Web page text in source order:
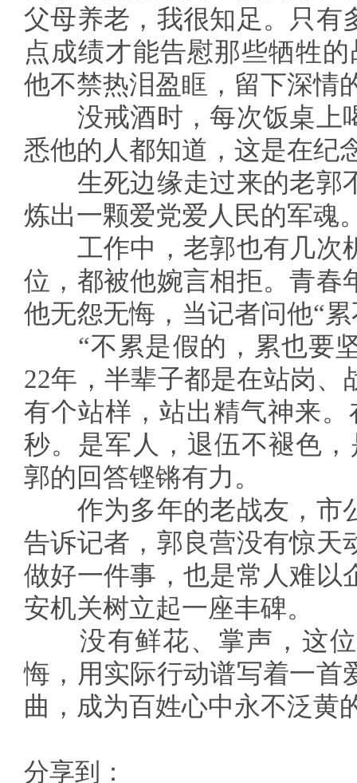
父母养老，我很知足。只有
点成绩才能告慰那些牺牲
他不禁热泪盈眶，留下深情
没戒酒时，每次饭桌上
悉他的人都知道，这是在纪
生死边缘走过来的老郭
炼出一颗爱党爱人民的军魂
工作中，老郭也有几次
位，都被他婉言相拒。青春
他无怨无悔，当记者问他“
“不累是假的，累也要坚
22年，半辈子都是在站岗
有个站样，站出精气神来
秒。是军人，退伍不褪色
郭的回答铿锵有力。
作为多年的老战友，市
告诉记者，郭良营没有惊天
做好一件事，也是常人难以
安机关树立起一座丰碑。
没有鲜花、掌声，这位
悔，用实际行动谱写着一首
曲，成为百姓心中永不泛黄
分享到：